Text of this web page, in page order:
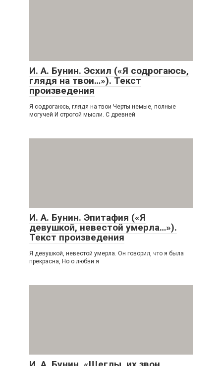
И. А. Бунин. Эсхил («Я содрогаюсь,
глядя на твои…»). Текст
произведения
Я содрогаюсь, глядя на твои Черты немые, полные
могучей И строгой мысли. С древней
И. А. Бунин. Эпитафия («Я
девушкой, невестой умерла…»).
Текст произведения
Я девушкой, невестой умерла. Он говорил, что я была
прекрасна, Но о любви я